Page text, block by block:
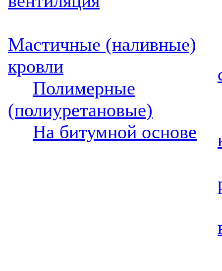
Мастичные (наливные)
кровли
Полимерные
(полиуретановые)
На битумной основе